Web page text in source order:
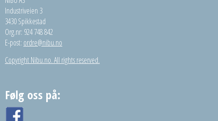
Industriveien 3
3430 Spikkestad
Org.nr: 924 748 842
E-post: ordre@nibu.no
Copyright Nibu.no. All rights reserved.
Følg oss på: